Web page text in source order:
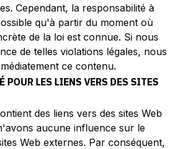
Cependant, la responsabilité à
qu'à partir du moment où
de la loi est connue. Si nous
de telles violations légales, nous
ce contenu.
POUR LES LIENS VERS DES SITES
des liens vers des sites Web
aucune influence sur le
Web externes. Par conséquent,